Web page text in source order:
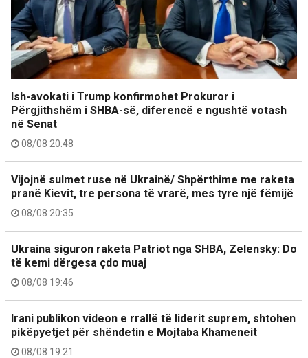
Ish-avokati i Trump konfirmohet Prokuror i
Përgjithshëm i SHBA-së, diferencë e ngushtë votash
në Senat
08/08 20:48
Vijojnë sulmet ruse në Ukrainë/ Shpërthime me raketa
pranë Kievit, tre persona të vrarë, mes tyre një fëmijë
08/08 20:35
Ukraina siguron raketa Patriot nga SHBA, Zelensky: Do
të kemi dërgesa çdo muaj
08/08 19:46
Irani publikon videon e rrallë të liderit suprem, shtohen
pikëpyetjet për shëndetin e Mojtaba Khameneit
08/08 19:21